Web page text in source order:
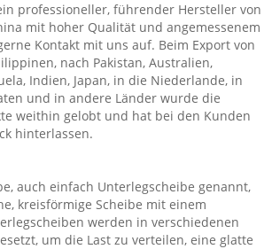
professioneller, führender Hersteller von
mit hoher Qualität und angemessenem
Kontakt mit uns auf. Beim Export von
nach Pakistan, Australien,
Indien, Japan, in die Niederlande, in
und in andere Länder wurde die
weithin gelobt und hat bei den Kunden
hinterlassen.
auch einfach Unterlegscheibe genannt,
kreisförmige Scheibe mit einem
werden in verschiedenen
um die Last zu verteilen, eine glatte